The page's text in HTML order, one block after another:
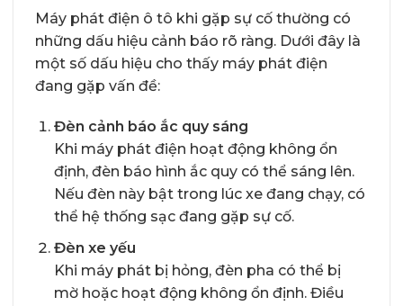
Máy phát điện ô tô khi gặp sự cố thường có
những dấu hiệu cảnh báo rõ ràng. Dưới đây là
một số dấu hiệu cho thấy máy phát điện
đang gặp vấn đề:
Đèn cảnh báo ắc quy sáng
Khi máy phát điện hoạt động không ổn
định, đèn báo hình ắc quy có thể sáng lên.
Nếu đèn này bật trong lúc xe đang chạy, có
thể hệ thống sạc đang gặp sự cố.
Đèn xe yếu
Khi máy phát bị hỏng, đèn pha có thể bị
mờ hoặc hoạt động không ổn định. Điều